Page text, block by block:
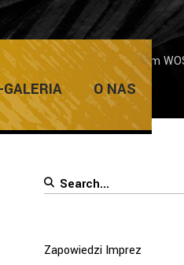
O NAS
/Zostań wolontariuszem
Search
Zapowiedzi Imprez